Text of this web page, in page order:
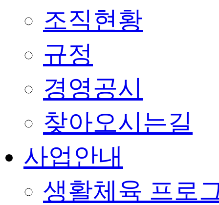
조직현황
규정
경영공시
찾아오시는길
사업안내
생활체육 프로